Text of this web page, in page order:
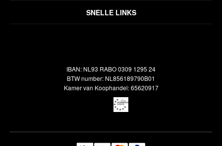
SNELLE LINKS
Veelgestelde vragen
Verzendbeleid
IBAN: NL93 RABO 0309 1295 24
BTW number: NL856189790B01
Kamer van Koophandel: 65620917